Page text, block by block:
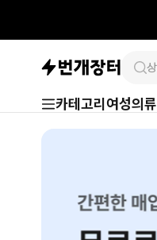
카테고리 여성의류